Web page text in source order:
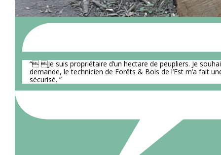
“ Je suis propriétaire d’un hectare de peupliers. Je
demande, le technicien de Forêts & Bois de l’Est m’a fait
sécurisé. ”